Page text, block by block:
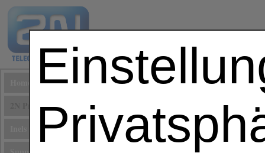
2N Produkte
Inels smart home